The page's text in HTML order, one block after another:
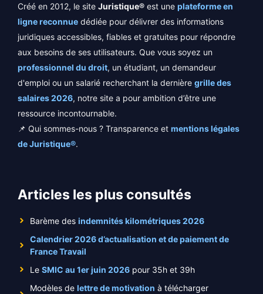
Créé en 2012, le site Juristique® est une plateforme en
ligne reconnue dédiée pour délivrer des informations
juridiques accessibles, fiables et gratuites pour répondre
aux besoins de ses utilisateurs. Que vous soyez un
professionnel du droit, un étudiant, un demandeur
d'emploi ou un salarié recherchant la dernière grille des
salaires 2026, notre site a pour ambition d’être une
ressource incontournable.
📌 Qui sommes-nous ? Transparence et mentions légales
de Juristique®.
Articles les plus consultés
Barème des indemnités kilométriques 2026
Calendrier 2026 d’actualisation et de paiement de
France Travail
Le SMIC au 1er juin 2026 pour 35h et 39h
Modèles de lettre de motivation à télécharger